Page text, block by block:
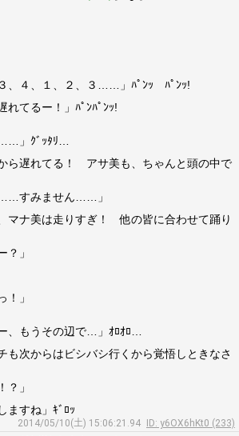
、４、１、２、３……」ﾊﾟﾝｯ ﾊﾟﾝｯ!
れてるー！」ﾊﾟﾝﾊﾟﾝｯ!
」ｸﾞｯﾀﾘ…
ら遅れてる！ アサ美も、ちゃんと頭の中で
……すみません……」
マナ美は走りすぎ！ 他の皆に合わせて踊り
？」
！」
、もうその辺で…」ｵﾛｵﾛ…
も次からはビシバシ行くから覚悟しときなさ
？」
ますね」ｷﾞﾛｯ
2014/05/10(土) 15:06:21.94
ID: y6OX6hKt0 (233)